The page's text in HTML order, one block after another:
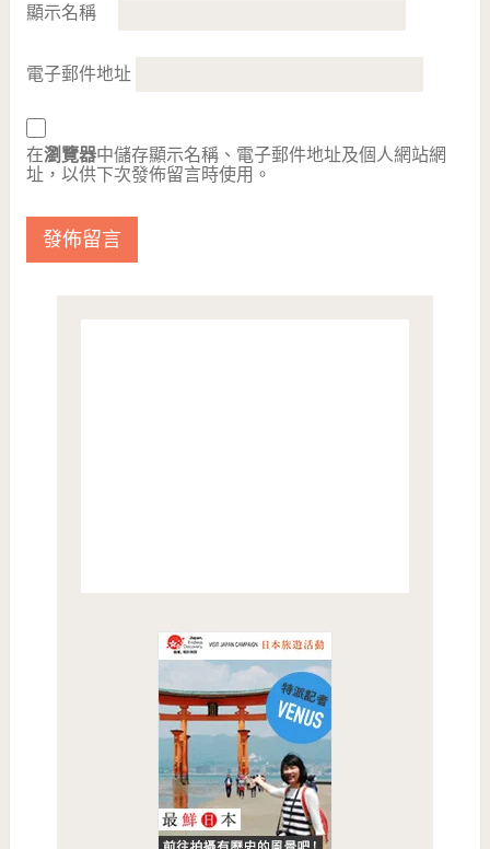
顯示名稱
電子郵件地址
在瀏覽器中儲存顯示名稱、電子郵件地址及個人網站網
址，以供下次發佈留言時使用。